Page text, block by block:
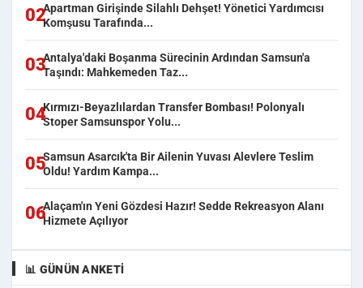
02Apartman Girişinde Silahlı Dehşet! Yönetici Yardımcısı
Komşusu Tarafında...
03Antalya'daki Boşanma Sürecinin Ardından Samsun'a
Taşındı: Mahkemeden Taz...
04Kırmızı-Beyazlılardan Transfer Bombası! Polonyalı
Stoper Samsunspor Yolu...
05Samsun Asarcık'ta Bir Ailenin Yuvası Alevlere Teslim
Oldu! Yardım Kampa...
06Alaçam'ın Yeni Gözdesi Hazır! Sedde Rekreasyon Alanı
Hizmete Açılıyor
📊 GÜNÜN ANKETI